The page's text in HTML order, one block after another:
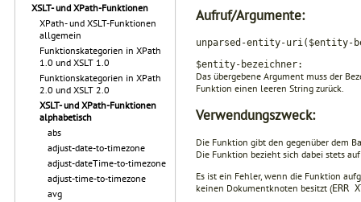
XSLT- und XPath-Funktionen
XPath- und XSLT-Funktionen
allgemein
Funktionskategorien in XPath
1.0 und XSLT 1.0
Funktionskategorien in XPath
2.0 und XSLT 2.0
XSLT- und XPath-Funktionen
alphabetisch
abs
adjust-date-to-timezone
adjust-dateTime-to-timezone
adjust-time-to-timezone
avg
Aufruf/Argumente:
unparsed-entity-uri($entity-
$entity-bezeichner:
Das übergebene Argument muss der
Funktion einen leeren String zurück.
Verwendungszweck:
Die Funktion gibt den gegenüber dem
Die Funktion bezieht sich dabei stets
Es ist ein Fehler, wenn die Funktion
kei­nen Dokumentknoten besitzt (ERR